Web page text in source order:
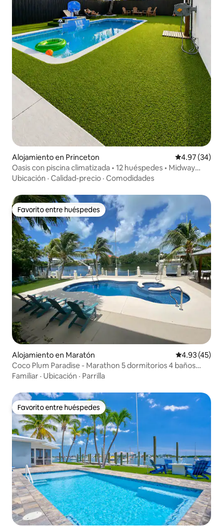
Alojamiento en Princeton Calificación
4.97 (34)
Oasis con piscina climatizada • 12 huéspedes • Midway
Keys y Miami
Ubicación · Calidad-precio · Comodidades
Favorito entre huéspedes
Favorito entre huéspedes
Alojamiento en Maratón Calificación
4.93 (45)
Coco Plum Paradise - Marathon 5 dormitorios 4 baños
frente al mar
Familiar · Ubicación · Parrilla
Favorito entre huéspedes
Favorito entre huéspedes